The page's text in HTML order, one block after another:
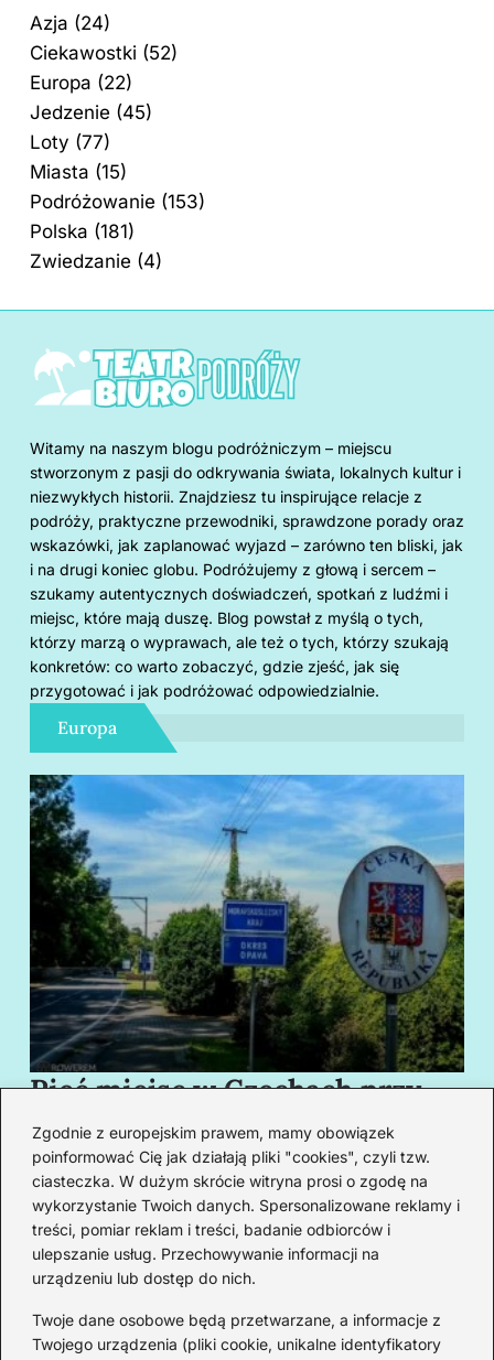
Zgodnie z europejskim prawem, mamy obowiązek
poinformować Cię jak działają pliki "cookies", czyli tzw.
ciasteczka. W dużym skrócie witryna prosi o zgodę na
wykorzystanie Twoich danych. Spersonalizowane reklamy i
treści, pomiar reklam i treści, badanie odbiorców i
ulepszanie usług. Przechowywanie informacji na
urządzeniu lub dostęp do nich.
Twoje dane osobowe będą przetwarzane, a informacje z
Twojego urządzenia (pliki cookie, unikalne identyfikatory
Azja (24)
Ciekawostki (52)
Europa (22)
Jedzenie (45)
Loty (77)
Miasta (15)
Podróżowanie (153)
Polska (181)
Zwiedzanie (4)
Witamy na naszym blogu podróżniczym – miejscu
stworzonym z pasji do odkrywania świata, lokalnych kultur i
niezwykłych historii. Znajdziesz tu inspirujące relacje z
podróży, praktyczne przewodniki, sprawdzone porady oraz
wskazówki, jak zaplanować wyjazd – zarówno ten bliski, jak
i na drugi koniec globu. Podróżujemy z głową i sercem –
szukamy autentycznych doświadczeń, spotkań z ludźmi i
miejsc, które mają duszę. Blog powstał z myślą o tych,
którzy marzą o wyprawach, ale też o tych, którzy szukają
konkretów: co warto zobaczyć, gdzie zjeść, jak się
przygotować i jak podróżować odpowiedzialnie.
Europa
Pięć miejsc w Czechach przy
granicy, które cię oczarują
swoim urokiem
Redakcja
Od lat podróżuję, by poznawać świat z bliska – nie tylko
przez pryzmat zabytków, ale przede wszystkim ludzi,
smaków i codzienności.